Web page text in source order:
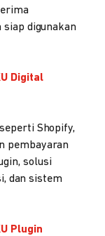
siap digunakan
Digital
seperti Shopify,
pembayaran
solusi
dan sistem
Plugin